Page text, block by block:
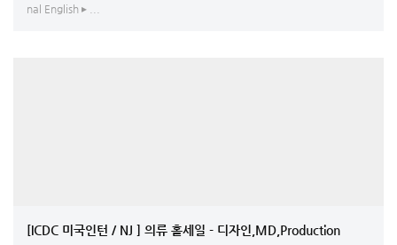
nal English ▸ ...
[ICDC 미국인턴 / NJ ] 의류 홀세일 - 디자인,MD,Production